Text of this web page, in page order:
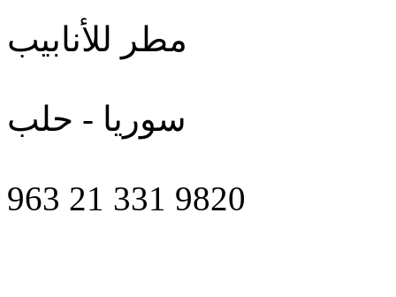
مطر للأنابيب
سوريا - حلب
963 21 331 9820